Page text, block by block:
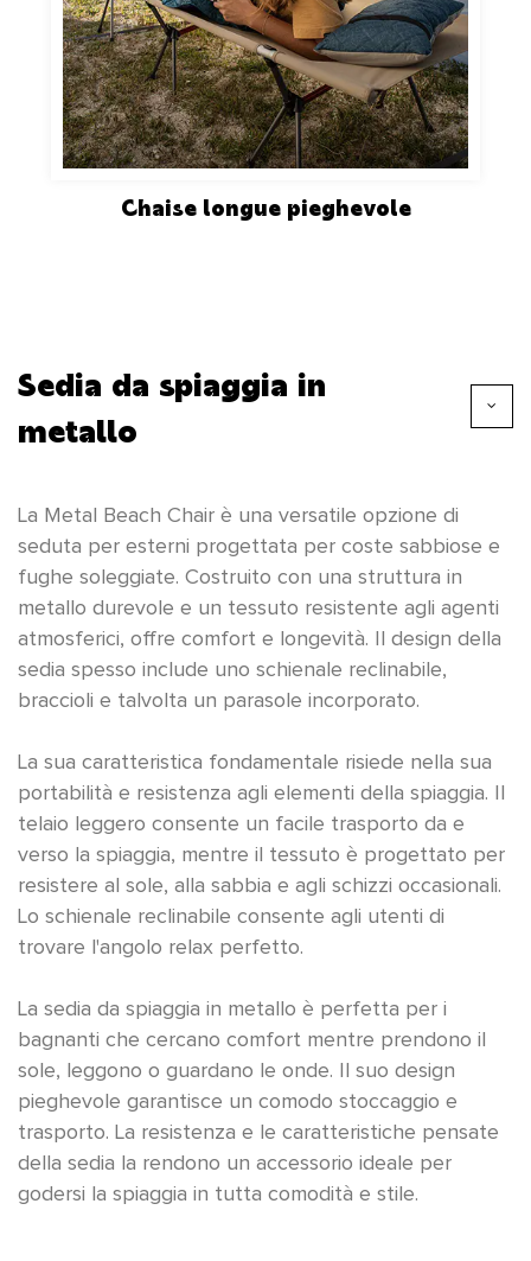
Chaise longue pieghevole
Sedia da spiaggia in
metallo
La Metal Beach Chair è una versatile opzione di
seduta per esterni progettata per coste sabbiose e
fughe soleggiate. Costruito con una struttura in
metallo durevole e un tessuto resistente agli agenti
atmosferici, offre comfort e longevità. Il design della
sedia spesso include uno schienale reclinabile,
braccioli e talvolta un parasole incorporato.
La sua caratteristica fondamentale risiede nella sua
portabilità e resistenza agli elementi della spiaggia. Il
telaio leggero consente un facile trasporto da e
verso la spiaggia, mentre il tessuto è progettato per
resistere al sole, alla sabbia e agli schizzi occasionali.
Lo schienale reclinabile consente agli utenti di
trovare l'angolo relax perfetto.
La sedia da spiaggia in metallo è perfetta per i
bagnanti che cercano comfort mentre prendono il
sole, leggono o guardano le onde. Il suo design
pieghevole garantisce un comodo stoccaggio e
trasporto. La resistenza e le caratteristiche pensate
della sedia la rendono un accessorio ideale per
godersi la spiaggia in tutta comodità e stile.